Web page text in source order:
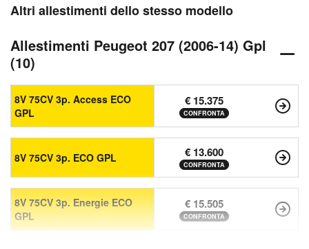
Altri allestimenti dello stesso modello
Allestimenti Peugeot 207 (2006-14) Gpl
(10)
8V 75CV 3p. Access ECO
GPL
€ 15.375
CONFRONTA
8V 75CV 3p. ECO GPL € 13.600
CONFRONTA
8V 75CV 3p. Energie ECO
GPL
€ 15.505
CONFRONTA